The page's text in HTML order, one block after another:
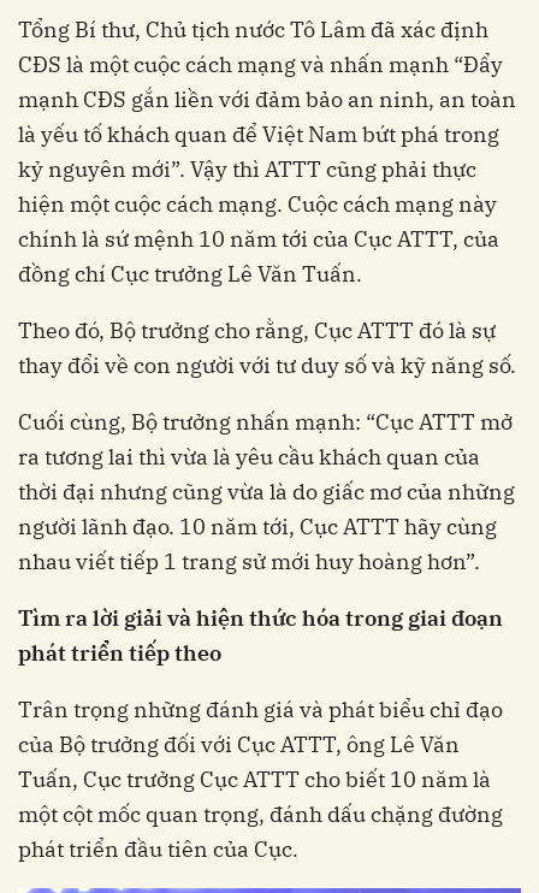
Tổng Bí thư, Chủ tịch nước Tô Lâm đã xác định
CĐS là một cuộc cách mạng và nhấn mạnh “Đẩy
mạnh CĐS gắn liền với đảm bảo an ninh, an toàn
là yếu tố khách quan để Việt Nam bứt phá trong
kỷ nguyên mới”. Vậy thì ATTT cũng phải thực
hiện một cuộc cách mạng. Cuộc cách mạng này
chính là sứ mệnh 10 năm tới của Cục ATTT, của
đồng chí Cục trưởng Lê Văn Tuấn.
Theo đó, Bộ trưởng cho rằng, Cục ATTT đó là sự
thay đổi về con người với tư duy số và kỹ năng số.
Cuối cùng, Bộ trưởng nhấn mạnh: “Cục ATTT mở
ra tương lai thì vừa là yêu cầu khách quan của
thời đại nhưng cũng vừa là do giấc mơ của những
người lãnh đạo. 10 năm tới, Cục ATTT hãy cùng
nhau viết tiếp 1 trang sử mới huy hoàng hơn”.
Tìm ra lời giải và hiện thức hóa trong giai đoạn
phát triển tiếp theo
Trân trọng những đánh giá và phát biểu chỉ đạo
của Bộ trưởng đối với Cục ATTT, ông Lê Văn
Tuấn, Cục trưởng Cục ATTT cho biết 10 năm là
một cột mốc quan trọng, đánh dấu chặng đường
phát triển đầu tiên của Cục.